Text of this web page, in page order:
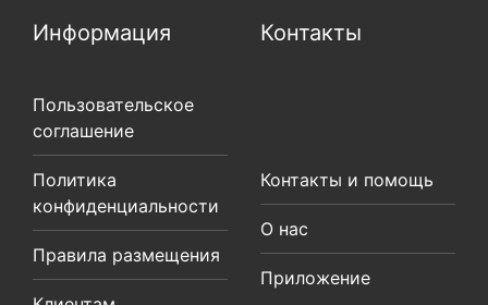
Информация
Пользовательское
соглашение
Политика
конфиденциальности
Правила размещения
Контакты
Контакты и помощь
О нас
Приложение